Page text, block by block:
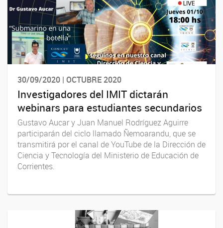
30/09/2020 | OCTUBRE 2020
Investigadores del IMIT dictarán
webinars para estudiantes secundarios
Gustavo Aucar y Juan Manuel Rodríguez Aguirre
participarán del ciclo llamado Ñemoarandu, que se
transmitirá por el canal de YouTube de la Dirección de
Ciencia y Tecnología del Ministerio de Educación de
Corrientes.